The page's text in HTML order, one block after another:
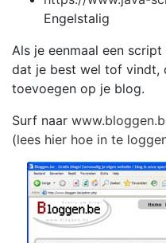
Engelstalig
Als je eenmaal een
dat je best wel tof vindt,
toevoegen op je blog.
Surf naar
(lees hier hoe in te